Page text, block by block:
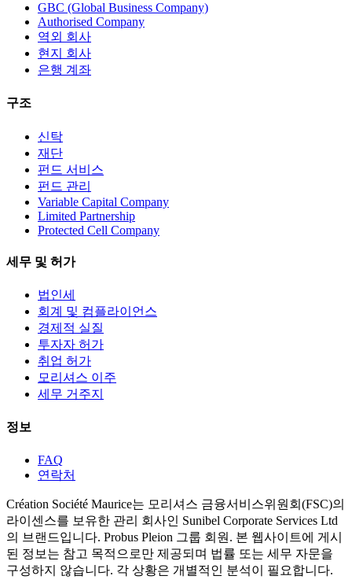
GBC (Global Business Company)
Authorised Company
역외 회사
현지 회사
은행 계좌
구조
신탁
재단
펀드 서비스
펀드 관리
Variable Capital Company
Limited Partnership
Protected Cell Company
세무 및 허가
법인세
회계 및 컴플라이언스
경제적 실질
투자자 허가
취업 허가
모리셔스 이주
세무 거주지
정보
FAQ
연락처
Création Société Maurice는 모리셔스 금융서비스위원회(FSC)의
라이센스를 보유한 관리 회사인 Sunibel Corporate Services Ltd
의 브랜드입니다. Probus Pleion 그룹 회원. 본 웹사이트에 게시
된 정보는 참고 목적으로만 제공되며 법률 또는 세무 자문을
구성하지 않습니다. 각 상황은 개별적인 분석이 필요합니다.